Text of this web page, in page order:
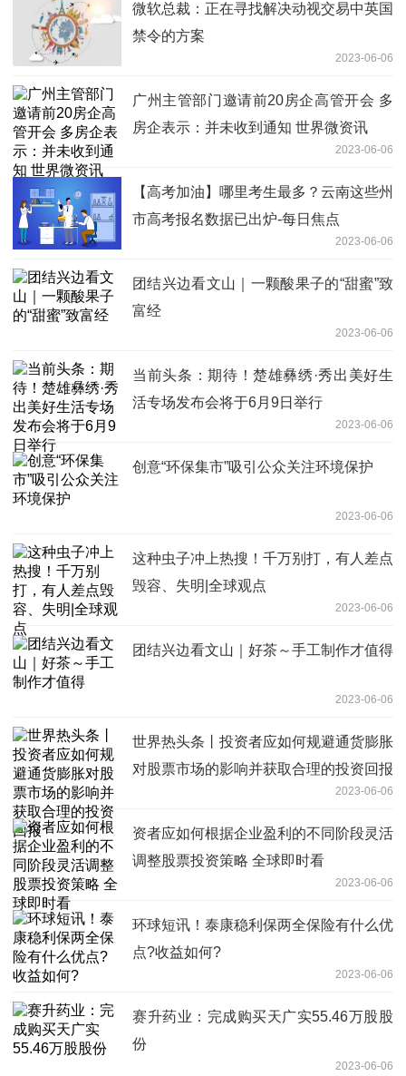
微软总裁：正在寻找解决动视交易中英国
禁令的方案
2023-06-06
广州主管部门邀请前20房企高管开会 多
房企表示：并未收到通知 世界微资讯
2023-06-06
【高考加油】哪里考生最多？云南这些州
市高考报名数据已出炉-每日焦点
2023-06-06
团结兴边看文山｜一颗酸果子的“甜蜜”致
富经
2023-06-06
当前头条：期待！楚雄彝绣·秀出美好生
活专场发布会将于6月9日举行
2023-06-06
创意“环保集市”吸引公众关注环境保护
2023-06-06
这种虫子冲上热搜！千万别打，有人差点
毁容、失明|全球观点
2023-06-06
团结兴边看文山｜好茶～手工制作才值得
2023-06-06
世界热头条丨投资者应如何规避通货膨胀
对股票市场的影响并获取合理的投资回报
2023-06-06
资者应如何根据企业盈利的不同阶段灵活
调整股票投资策略 全球即时看
2023-06-06
环球短讯！泰康稳利保两全保险有什么优
点?收益如何?
2023-06-06
赛升药业：完成购买天广实55.46万股股
份
2023-06-06